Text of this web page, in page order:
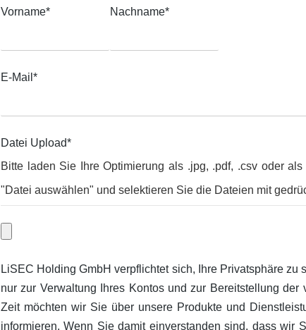
Vorname* Nachname*
E-Mail *
Datei Upload*
Bitte laden Sie Ihre Optimierung als .jpg, .pdf, .csv oder
"Datei auswählen" und selektieren Sie die Dateien mit
LiSEC Holding GmbH verpflichtet sich, Ihre Privatsphäre
nur zur Verwaltung Ihres Kontos und zur Bereitstellung
Zeit möchten wir Sie über unsere Produkte und
informieren. Wenn Sie damit einverstanden sind, dass